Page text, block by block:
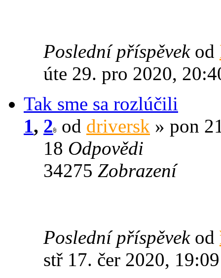
Poslední příspěvek od
úte 29. pro 2020,
Tak sme sa rozlúčili
1, 2 od driversk » pon
18 Odpovědi
34275 Zobrazení
Poslední příspěvek od
stř 17. čer 2020, 19:09